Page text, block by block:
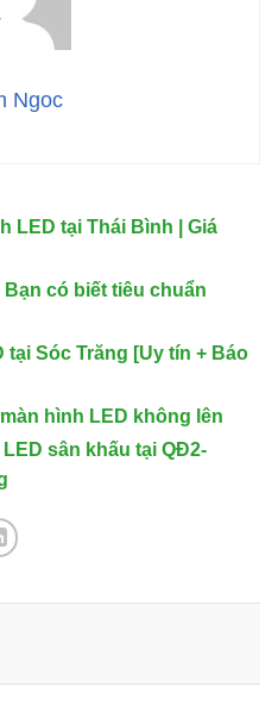
Ngoc
LED tại Thái Bình | Giá
có biết tiêu chuẩn
Sóc Trăng [Uy tín + Báo
hình LED không lên
sân khấu tại QĐ2-